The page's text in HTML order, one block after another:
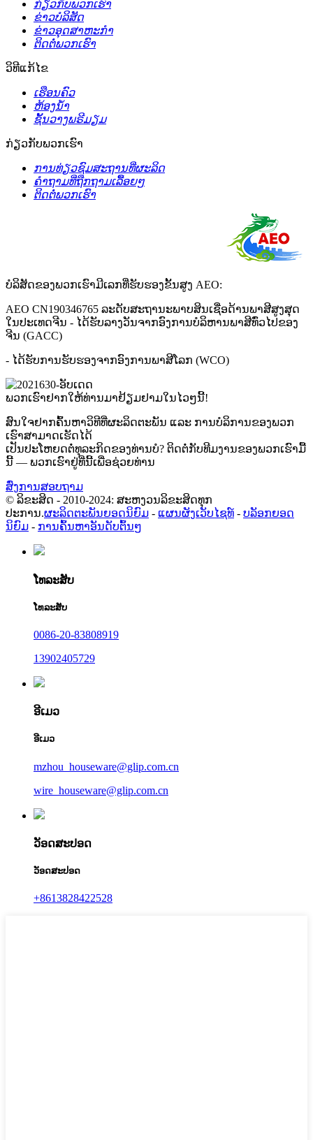
ກ່ຽວກັບພວກເຮົາ
ຂ່າວບໍລິສັດ
ຂ່າວອຸດສາຫະກຳ
ຕິດຕໍ່ພວກເຮົາ
ວິທີແກ້ໄຂ
ເຮືອນຄົວ
ຫ້ອງນໍ້າ
ຊັ້ນວາງພຣີມຽມ
ກ່ຽວກັບພວກເຮົາ
ການທ່ຽວຊົມສະຖານທີ່ຜະລິດ
ຄຳຖາມທີ່ຖືກຖາມເລື້ອຍໆ
ຕິດຕໍ່ພວກເຮົາ
ບໍລິສັດຂອງພວກເຮົາມີເລກທີ່ຮັບຮອງຂັ້ນສູງ AEO:
AEO CN190346765 ລະດັບສະຖານະພາບສິນເຊື່ອດ້ານພາສີສູງສຸດ
ໃນປະເທດຈີນ - ໄດ້ຮັບລາງວັນຈາກອົງການບໍລິຫານພາສີທົ່ວໄປຂອງ
ຈີນ (GACC)
- ໄດ້ຮັບການຮັບຮອງຈາກອົງການພາສີໂລກ (WCO)
ພວກເຮົາຢາກໃຫ້ທ່ານມາຢ້ຽມຢາມໃນໄວໆນີ້!
ສົນໃຈຢາກຄົ້ນຫາວິທີທີ່ຜະລິດຕະພັນ ແລະ ການບໍລິການຂອງພວກ
ເຮົາສາມາດເຮັດໄດ້
ເປັນປະໂຫຍດຕໍ່ທຸລະກິດຂອງທ່ານບໍ? ຕິດຕໍ່ກັບທີມງານຂອງພວກເຮົາມື້
ນີ້ — ພວກເຮົາຢູ່ທີ່ນີ້ເພື່ອຊ່ວຍທ່ານ
ສົ່ງການສອບຖາມ
© ລິຂະສິດ - 2010-2024: ສະຫງວນລິຂະສິດທຸກ
ປະການ.ຜະລິດຕະພັນຍອດນິຍົມ - ແຜນຜັງເວັບໄຊທ໌ - ບລັອກຍອດ
ນິຍົມ - ການຄົ້ນຫາອັນດັບຕົ້ນໆ
ໂທລະສັບ
ໂທລະສັບ
0086-20-83808919
13902405729
ອີເມວ
ອີເມວ
mzhou_houseware@glip.com.cn
wire_houseware@glip.com.cn
ວັອດສະປອດ
ວັອດສະປອດ
+8613828422528